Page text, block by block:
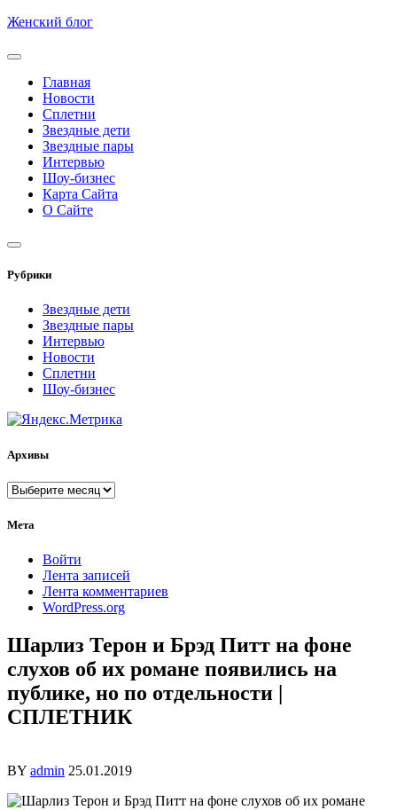
Skip
content
Женский блог
Главная
Новости
Сплетни
Звездные дети
Звездные пары
Интервью
Шоу-бизнес
Карта Сайта
О Сайте
Рубрики
Звездные дети
Звездные пары
Интервью
Новости
Сплетни
Шоу-бизнес
Архивы
Архивы
Мета
Войти
Лента записей
Лента комментариев
WordPress.org
Шарлиз Терон и Брэд Питт на фоне
слухов об их романе появились на
публике, но по отдельности |
СПЛЕТНИК
BY admin 25.01.2019